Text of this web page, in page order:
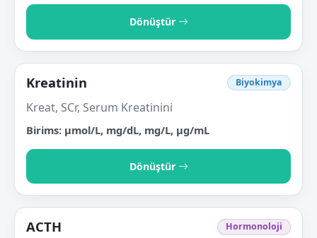
Dönüştür
Kreatinin Biyokimya
Kreat, SCr, Serum Kreatinini
Birims: µmol/L, mg/dL, mg/L, µg/mL
Dönüştür
ACTH Hormonoloji